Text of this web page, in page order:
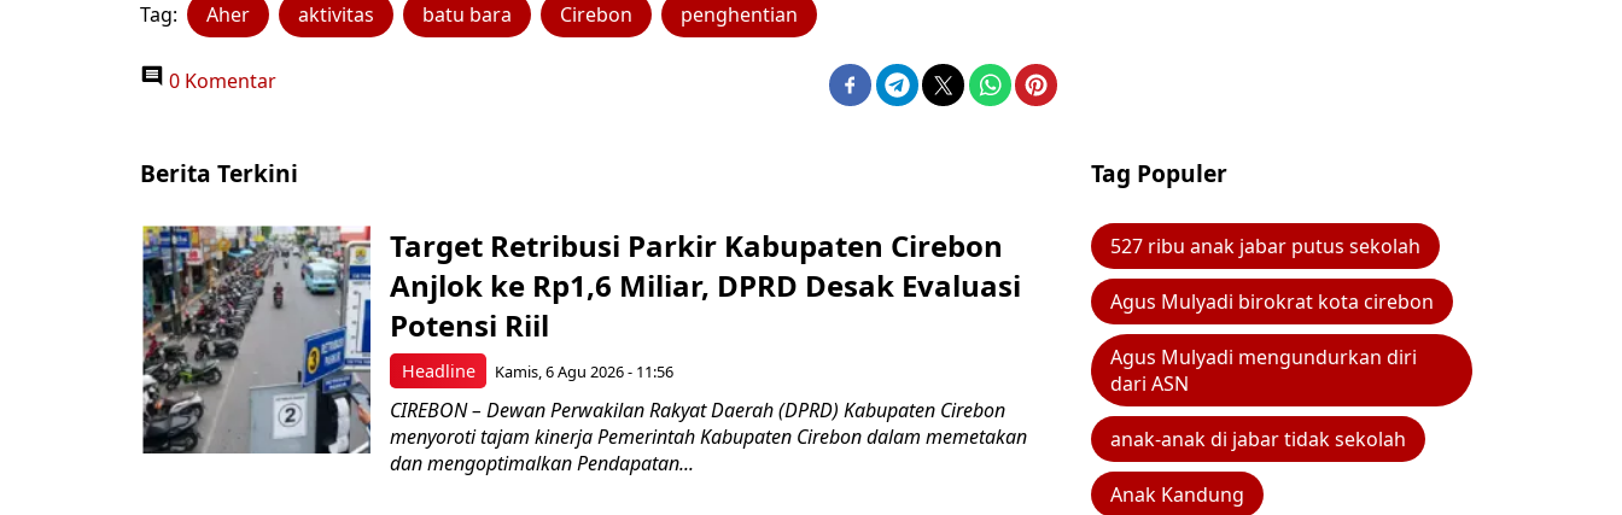
Tag: Aher aktivitas batu bara Cirebon penghentian
0 Komentar
Berita Terkini
Headline
Target Retribusi Parkir Kabupaten Cirebon
Anjlok ke Rp1,6 Miliar, DPRD Desak Evaluasi
Potensi Riil
Kamis, 6 Agu 2026 - 11:56
CIREBON – Dewan Perwakilan Rakyat Daerah (DPRD) Kabupaten Cirebon
menyoroti tajam kinerja Pemerintah Kabupaten Cirebon dalam memetakan
dan mengoptimalkan Pendapatan...
Tag Populer
527 ribu anak jabar putus sekolah
Agus Mulyadi birokrat kota cirebon
Agus Mulyadi mengundurkan diri
dari ASN
anak-anak di jabar tidak sekolah
Anak Kandung